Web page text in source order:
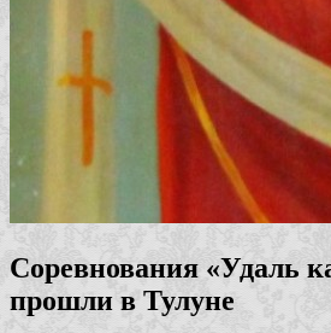
Соревнования «Удаль
прошли в Тулуне